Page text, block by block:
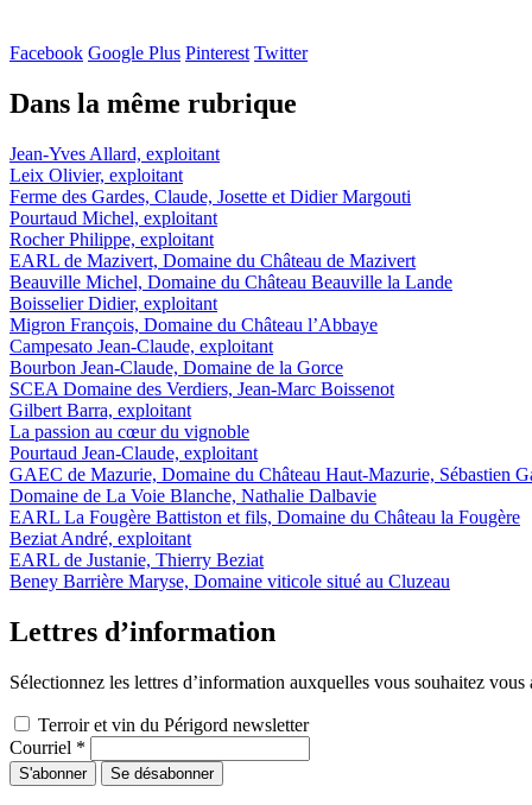
Facebook Google Plus Pinterest Twitter
Dans la même rubrique
Jean-Yves Allard, exploitant
Leix Olivier, exploitant
Ferme des Gardes, Claude, Josette et Didier Margouti
Pourtaud Michel, exploitant
Rocher Philippe, exploitant
EARL de Mazivert, Domaine du Château de Mazivert
Beauville Michel, Domaine du Château Beauville la Lande
Boisselier Didier, exploitant
Migron François, Domaine du Château l’Abbaye
Campesato Jean-Claude, exploitant
Bourbon Jean-Claude, Domaine de la Gorce
SCEA Domaine des Verdiers, Jean-Marc Boissenot
Gilbert Barra, exploitant
La passion au cœur du vignoble
Pourtaud Jean-Claude, exploitant
GAEC de Mazurie, Domaine du Château Haut-Mazurie, Sébastien
Domaine de La Voie Blanche, Nathalie Dalbavie
EARL La Fougère Battiston et fils, Domaine du Château la Fougère
Beziat André, exploitant
EARL de Justanie, Thierry Beziat
Beney Barrière Maryse, Domaine viticole situé au Cluzeau
Lettres d’information
Sélectionnez les lettres d’information auxquelles vous souhaitez vous
Terroir et vin du Périgord newsletter
Courriel *